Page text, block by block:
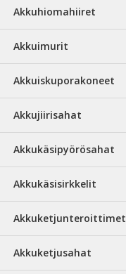
Akkuhiomahiiret
Akkuimurit
Akkuiskuporakoneet
Akkujiirisahat
Akkukäsipyörösahat
Akkukäsisirkkelit
Akkuketjunteroittimet
Akkuketjusahat